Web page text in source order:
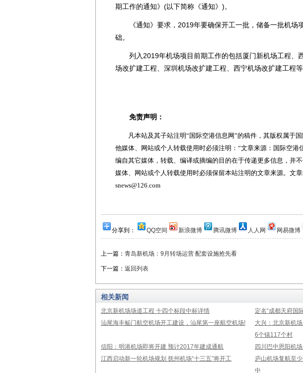
期工作的通知》(以下简称《通知》)。
《通知》要求，2019年要确保开工一批，储备一批机场
础。
列入2019年机场项目前期工作的包括厦门新机场工程、
场改扩建工程、深圳机场改扩建工程、西宁机场改扩建工程等
免责声明：
凡本站及其子站注明“国际空港信息网”的稿件，其版权属于国
他媒体、网站或个人转载使用时必须注明：“文章来源：国际空港
编自其它媒体，转载、编译或摘编的目的在于传递更多信息，并
媒体、网站或个人转载使用时必须保留本站注明的文章来源。文
snews@126.com
分享到： QQ空间 新浪微博 腾讯微博 人人网 网易微博
上一篇： 青岛新机场：9月转场运营 配套设施抢先看
下一篇： 返回列表
相关新闻
北京新机场场道工程 十四个标段中标详情
定名“成都天府国
汕尾海丰鲘门航空机场开工建设，汕尾第一座航空机场!
大兴：北京新机
6个镇117个村
信阳：明港机场即将开建 预计2017年建成通航
四川巴中恩阳机
江西启动新一轮机场规划 抚州机场“十三五”将开工
庐山机场复航至
中